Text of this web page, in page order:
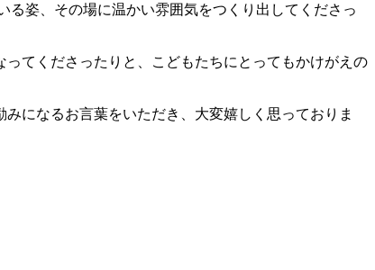
姿、その場に温かい雰囲気をつくり出してくださっ
てくださったりと、こどもたちにとってもかけがえの
になるお言葉をいただき、大変嬉しく思っておりま